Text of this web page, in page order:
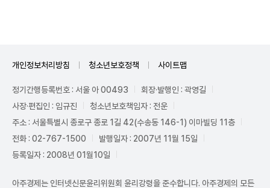
개인정보처리방침 청소년보호정책 사이트맵
정기간행등록번호 : 서울 아 00493
회장·발행인 : 곽영길
사장·편집인 : 임규진
청소년보호책임자 : 전운
주소 : 서울특별시 종로구 종로 1길 42(수송동 146-1) 이마빌딩 11층
전화 : 02-767-1500
발행일자 : 2007년 11월 15일
등록일자 : 2008년 01월10일
아주경제는 인터넷신문윤리위원회 윤리강령을 준수합니다. 아주경제의 모든